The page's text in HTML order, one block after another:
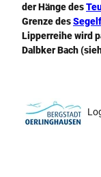
der Hänge des
Grenze des
Lipperreihe wird
Dalbker Bach